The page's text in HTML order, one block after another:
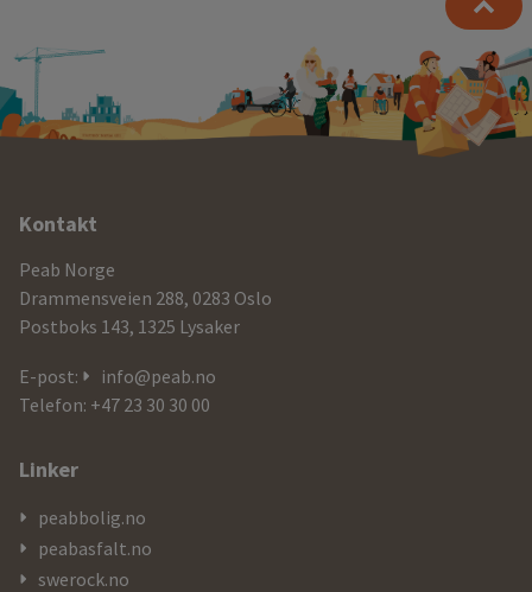
Ytterligere
informasjon
og
kontaktdetaljer
Kontakt
Peab Norge
Drammensveien 288, 0283 Oslo
Postboks 143, 1325 Lysaker
E-post:
info@peab.no
Telefon: +47 23 30 30 00
Linker
peabbolig.no
peabasfalt.no
swerock.no